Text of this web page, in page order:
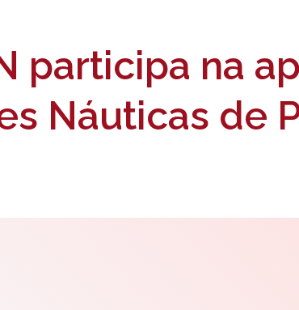
participa na
Náuticas de